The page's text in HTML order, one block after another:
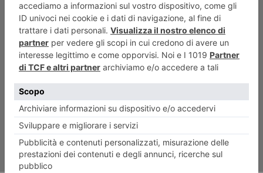
ARTICOLO PRECEDENTE
Forze armate o disarmate?